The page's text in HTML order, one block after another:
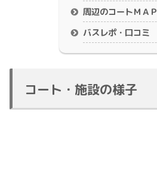
周辺のコートＭＡＰ
バスレポ・口コミ
コート・施設の様子